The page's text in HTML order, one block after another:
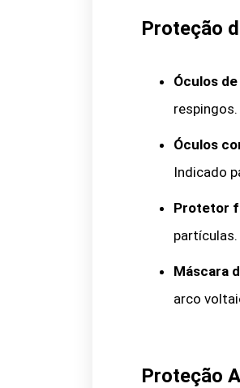
Proteção
Óculos
Óculos
Indicado
Protetor
Máscara
arco
Proteção